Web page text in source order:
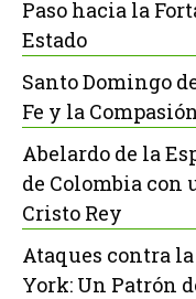
Paso hacia la
Estado
Santo Domingo
Fe y la
Abelardo de la
de Colombia
Cristo Rey
Ataques contra
York: Un Patrón